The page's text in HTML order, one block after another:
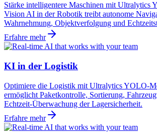
Stärke intelligentere Maschinen mit Ultralytics
Vision AI in der Robotik treibt autonome
Wahrnehmung, Objektverfolgung und
Erfahre mehr
KI in der Logistik
Optimiere die Logistik mit Ultralytics YOLO-
ermöglicht Paketkontrolle, Sortierung,
Echtzeit-Überwachung der Lagersicherheit.
Erfahre mehr